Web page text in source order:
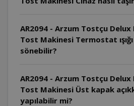
AR2094 - Arzum Tostçu
Tost Makinesi Termostat
sönebilir?
AR2094 - Arzum Tostçu
Tost Makinesi Üst kapak
yapılabilir mi?